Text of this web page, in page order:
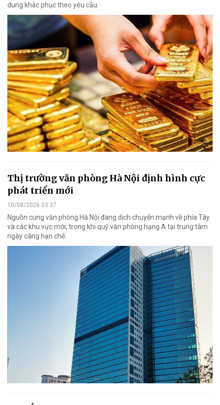
dung khắc phục theo yêu cầu.
Thị trường văn phòng Hà Nội định hình cực
phát triển mới
10/08/2026 03:37
Nguồn cung văn phòng Hà Nội đang dịch chuyển mạnh về phía Tây
và các khu vực mới, trong khi quỹ văn phòng hạng A tại trung tâm
ngày càng hạn chế.